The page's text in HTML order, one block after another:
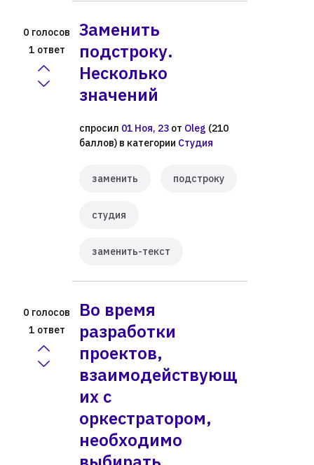
0 голосов
1 ответ
Заменить
подстроку.
Несколько
значений
спросил 01 Ноя, 23 от Oleg (210
баллов) в категории Студия
заменить подстроку
студия
заменить-текст
0 голосов
1 ответ
Во время
разработки
проектов,
взаимодействующ
их с
оркестратором,
необходимо